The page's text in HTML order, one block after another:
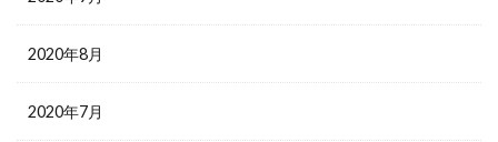
2020年8月
2020年7月